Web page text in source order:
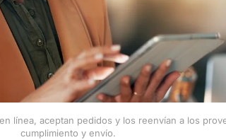
línea, aceptan pedidos y los reenvían a los
cumplimiento y envío.